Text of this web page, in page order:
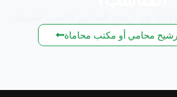
محامي أو مكتب محاماة